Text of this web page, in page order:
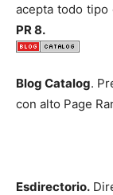
acepta todo tipo
PR 8.
Blog Catalog.
con alto Page
Esdirectorio.